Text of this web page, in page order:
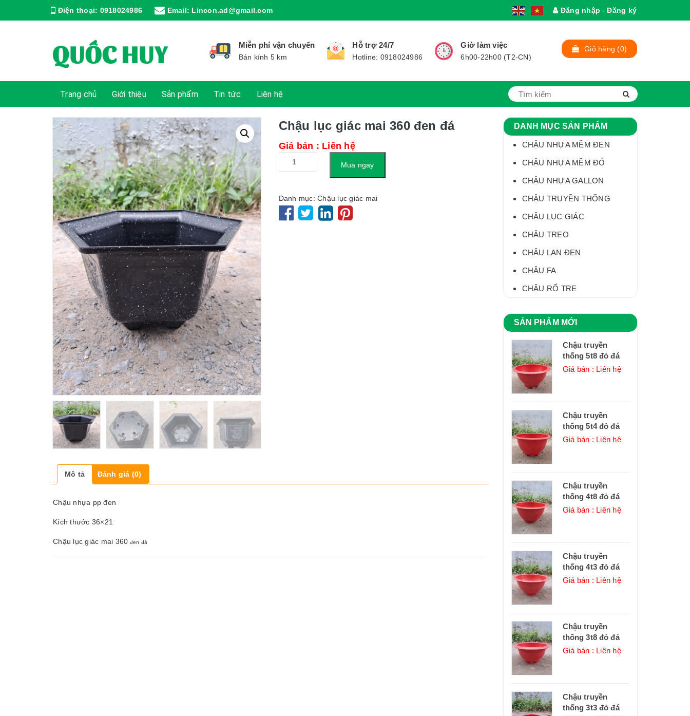
Điện thoại: 0918024986 Email: Lincon.ad@gmail.com Đăng nhập - Đăng ký
Miễn phí vận chuyển
Bán kính 5 km
Hỗ trợ 24/7
Hotline: 0918024986
Giờ làm việc
6h00-22h00 (T2-CN)
Giỏ hàng (0)
Trang chủ Giới thiệu Sản phẩm Tin tức Liên hệ
Chậu lục giác mai 360 đen đá
Giá bán : Liên hệ
Mua ngay
Danh mục:Chậu lục giác mai
Mô tả Đánh giá (0)
Chậu nhựa pp đen
Kích thước 36×21
Chậu lục giác mai 360 đen đá
DANH MỤC SẢN PHẨM
CHẬU NHỰA MỀM ĐEN
CHẬU NHỰA MỀM ĐỎ
CHẬU NHỰA GALLON
CHẬU TRUYỀN THỐNG
CHẬU LỤC GIÁC
CHẬU TREO
CHẬU LAN ĐEN
CHẬU FA
CHẬU RỔ TRE
SẢN PHẨM MỚI
Chậu truyền
thống 5t8 đỏ đá
Giá bán : Liên hệ
Chậu truyền
thống 5t4 đỏ đá
Giá bán : Liên hệ
Chậu truyền
thống 4t8 đỏ đá
Giá bán : Liên hệ
Chậu truyền
thống 4t3 đỏ đá
Giá bán : Liên hệ
Chậu truyền
thống 3t8 đỏ đá
Giá bán : Liên hệ
Chậu truyền
thống 3t3 đỏ đá